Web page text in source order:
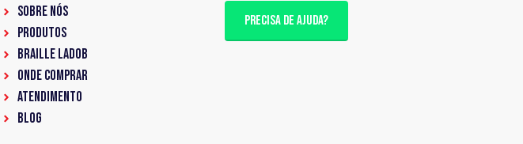
Sobre Nós
PRODUTOS
Braille LadoB
ONDE COMPRAR
ATENDIMENTO
BLOG
PRECISA DE AJUDA?